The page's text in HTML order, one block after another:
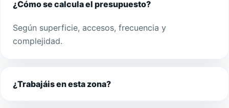
¿Cómo se calcula el presupuesto?
Según superficie, accesos, frecuencia y
complejidad.
¿Trabajáis en esta zona?